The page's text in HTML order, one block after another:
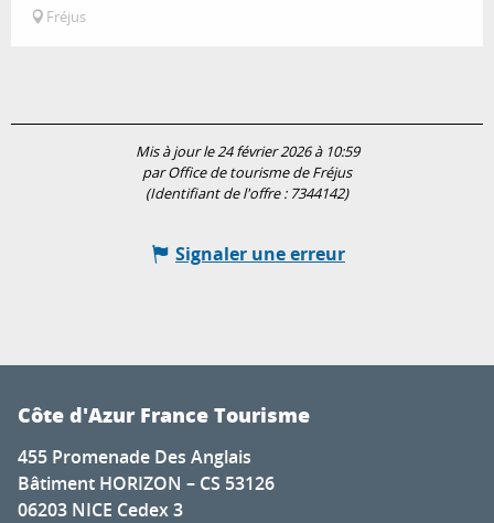
Fréjus
Mis à jour le 24 février 2026 à 10:59
par Office de tourisme de Fréjus
(Identifiant de l'offre : 7344142)
Signaler une erreur
Côte d'Azur France Tourisme
455 Promenade Des Anglais
Bâtiment HORIZON – CS 53126
06203 NICE Cedex 3